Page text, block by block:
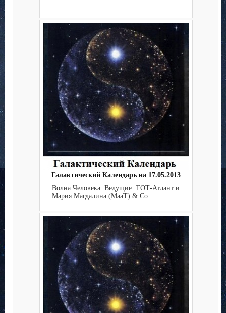
Галактический Календарь на 17.05.2013
Волна Человека. Ведущие: ТОТ-Атлант и
Мария Магдалина (МааТ) & Co ...